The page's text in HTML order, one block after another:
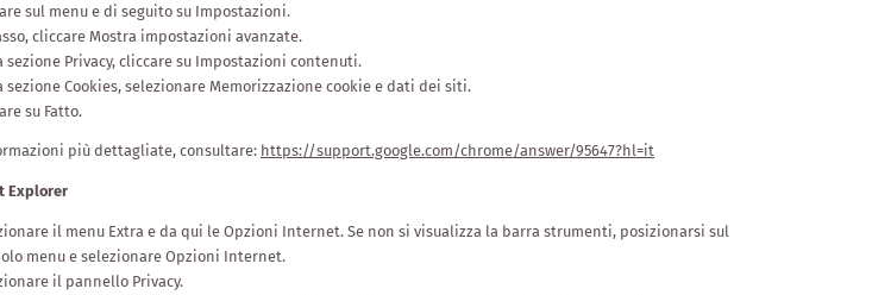
sul menu e di seguito su Impostazioni.
cliccare Mostra impostazioni avanzate.
sezione Privacy, cliccare su Impostazioni contenuti.
sezione Cookies, selezionare Memorizzazione cookie e dati dei siti.
su Fatto.
più dettagliate, consultare: https://support.google.com/chrome/answer/95647?hl=it
Explorer
il menu Extra e da qui le Opzioni Internet. Se non si visualizza la barra strumenti, posizionarsi sul
menu e selezionare Opzioni Internet.
il pannello Privacy.